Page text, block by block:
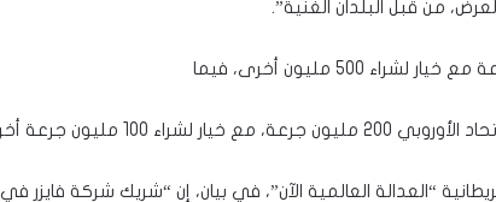
“العدالة العالمية الآن”، في بيان، إن “شريك شركة فايزر في